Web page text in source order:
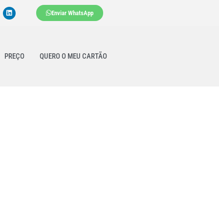
Enviar WhatsApp
PREÇO QUERO O MEU CARTÃO